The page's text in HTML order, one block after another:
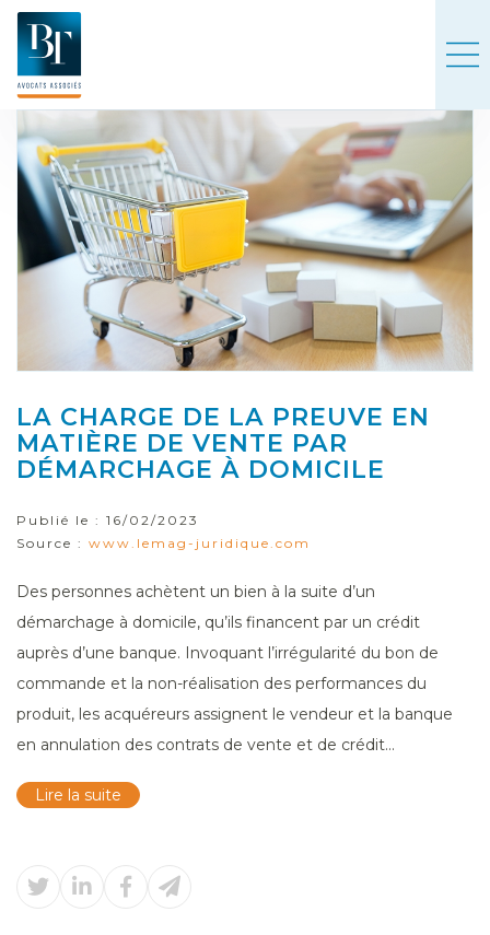
LA CHARGE DE LA PREUVE EN
MATIÈRE DE VENTE PAR
DÉMARCHAGE À DOMICILE
Publié le : 16/02/2023
Source : www.lemag-juridique.com
Des personnes achètent un bien à la suite d’un
démarchage à domicile, qu’ils financent par un crédit
auprès d’une banque. Invoquant l’irrégularité du bon de
commande et la non-réalisation des performances du
produit, les acquéreurs assignent le vendeur et la banque
en annulation des contrats de vente et de crédit...
Lire la suite